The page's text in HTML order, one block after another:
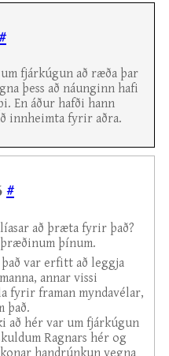
fjárkúgun að ræða þar
þess að náunginn hafi
En áður hafði hann
innheimta fyrir aðra.
#
að þræta fyrir það?
þínum.
það var erfitt að leggja
annar vissi
fyrir framan myndavélar,
það.
að hér var um fjárkúgun
Ragnars hér og